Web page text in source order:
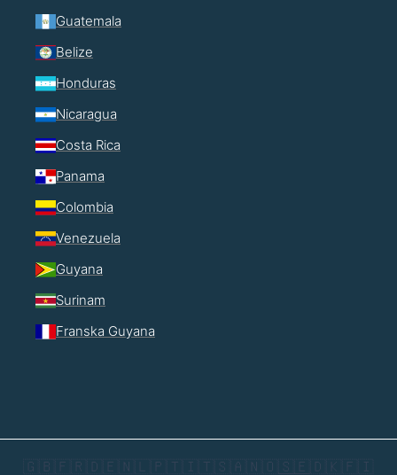
Guatemala
Belize
Honduras
Nicaragua
Costa Rica
Panama
Colombia
Venezuela
Guyana
Surinam
Franska Guyana
🇬🇧 🇫🇷 🇩🇪 🇳🇱 🇵🇹 🇮🇹 🇸🇦 🇳🇴 🇸🇪 🇩🇰 🇫🇮